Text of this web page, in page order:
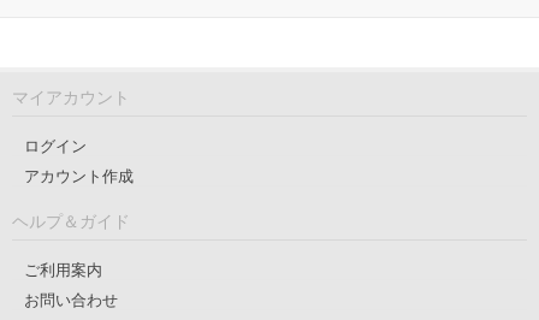
マイアカウント
ログイン
アカウント作成
ヘルプ＆ガイド
ご利用案内
お問い合わせ